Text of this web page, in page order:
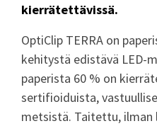
kierrätettävissä.
OptiClip TERRA on
kehitystä edistävä LED-
paperista 60 % on
sertifioiduista,
metsistä. Taitettu,